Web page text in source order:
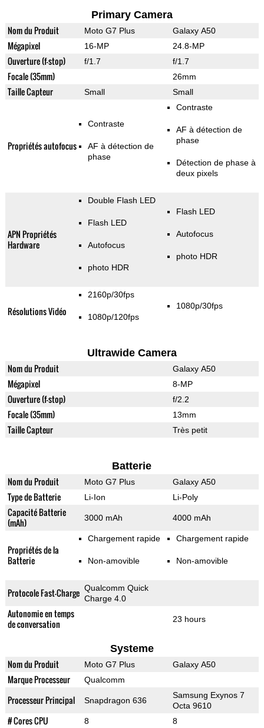
Primary Camera
Nom du Produit Moto G7 Plus Galaxy A50
Mégapixel 16-MP 24.8-MP
Ouverture (f-stop) f/1.7 f/1.7
Focale (35mm) 26mm
Taille Capteur Small Small
Propriétés autofocus
Contraste
AF à détection de
phase
Contraste
AF à détection de
phase
Détection de phase à
deux pixels
APN Propriétés
Hardware
Double Flash LED
Flash LED
Autofocus
photo HDR
Flash LED
Autofocus
photo HDR
Résolutions Vidéo
2160p/30fps
1080p/120fps
1080p/30fps
Ultrawide Camera
Nom du Produit Galaxy A50
Mégapixel 8-MP
Ouverture (f-stop) f/2.2
Focale (35mm) 13mm
Taille Capteur Très petit
Batterie
Nom du Produit Moto G7 Plus Galaxy A50
Type de Batterie Li-Ion Li-Poly
Capacité Batterie
(mAh)
3000 mAh 4000 mAh
Propriétés de la
Batterie
Chargement rapide
Non-amovible
Chargement rapide
Non-amovible
Protocole Fast-Charge Qualcomm Quick
Charge 4.0
Autonomie en temps
de conversation
23 hours
Systeme
Nom du Produit Moto G7 Plus Galaxy A50
Marque Processeur Qualcomm
Processeur Principal Snapdragon 636
Samsung Exynos 7
Octa 9610
# Cores CPU 8 8